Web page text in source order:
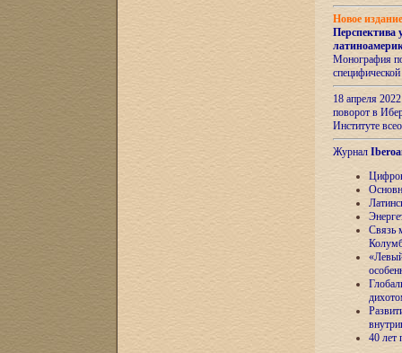
Новое
Перспектива
Монография
18 апреля
поворот в
Институте
Журнал
Связь
40 лет